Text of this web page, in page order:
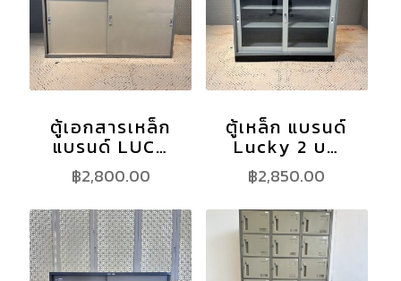
ตู้เอกสารเหล็ก
แบรนด์ LUC…
฿2,800.00
ตู้เหล็ก แบรนด์
Lucky 2 บ…
฿2,850.00